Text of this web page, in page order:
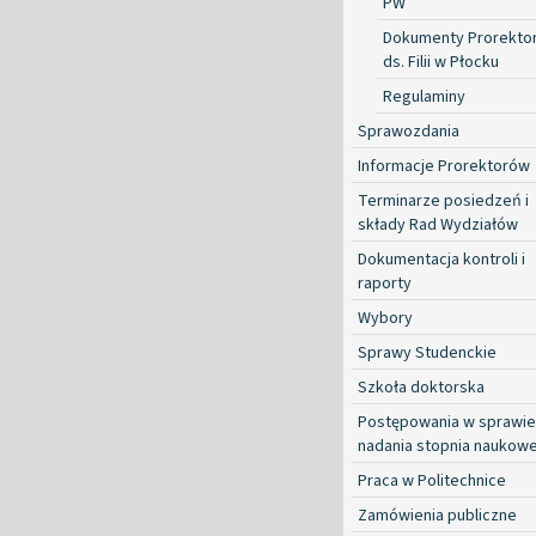
Dokumenty
ds. Filii w Płocku
Regulaminy
Sprawozdania
Informacje Prorektorów
Terminarze posiedzeń i
składy Rad Wydziałów
Dokumentacja kontroli i
raporty
Wybory
Sprawy Studenckie
Szkoła doktorska
Postępowania w sprawie
nadania stopnia
Praca w Politechnice
Zamówienia publiczne